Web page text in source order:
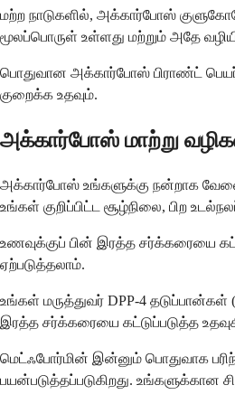
மற்ற நாடுகளில், அக்கார்போஸ்
மூலப்பொருள் உள்ளது மற்றும் அதே
பொதுவான அக்கார்போஸ் பிராண்ட்
குறைக்க உதவும்.
அக்கார்போஸ் மாற்று
அக்கார்போஸ் உங்களுக்கு நன்றாக
உங்கள் குறிப்பிட்ட சூழ்நிலை, பிற
உணவுக்குப் பின் இரத்த சர்க்கரையை
ஏற்படுத்தலாம்.
உங்கள் மருத்துவர் DPP-4 தடுப்பான்கள்
இரத்த சர்க்கரையை கட்டுப்படுத்த
மெட்ஃபோர்மின் இன்னும் பொதுவாக
பயன்படுத்தப்படுகிறது. உங்களுக்கான